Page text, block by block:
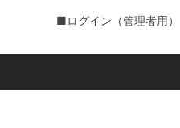
■ログイン（管理者用）